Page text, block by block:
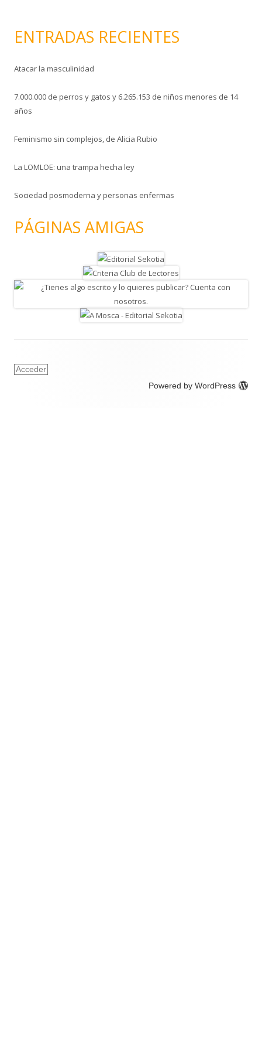
ENTRADAS RECIENTES
Atacar la masculinidad
7.000.000 de perros y gatos y 6.265.153 de niños menores de 14
años
Feminismo sin complejos, de Alicia Rubio
La LOMLOE: una trampa hecha ley
Sociedad posmoderna y personas enfermas
PÁGINAS AMIGAS
Acceder
Powered by WordPress